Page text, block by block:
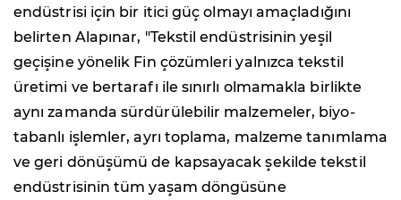
endüstrisi için bir itici güç olmayı amaçladığını
belirten Alapınar, "Tekstil endüstrisinin yeşil
geçişine yönelik Fin çözümleri yalnızca tekstil
üretimi ve bertarafı ile sınırlı olmamakla birlikte
aynı zamanda sürdürülebilir malzemeler, biyo-
tabanlı işlemler, ayrı toplama, malzeme tanımlama
ve geri dönüşümü de kapsayacak şekilde tekstil
endüstrisinin tüm yaşam döngüsüne